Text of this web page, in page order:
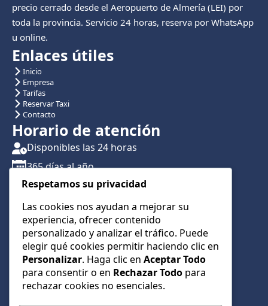
precio cerrado desde el Aeropuerto de Almería (LEI) por
toda la provincia. Servicio 24 horas, reserva por WhatsApp
u online.
Enlaces útiles
Inicio
Empresa
Tarifas
Reservar Taxi
Contacto
Horario de atención
Disponibles las 24 horas
365 días al año
Traslados con reserva previa
Atención por teléfono y WhatsApp 24/7
CONTÁCTANOS
+34 622 01 23 74
+34 622 01 23 74
info@taxialmeria9.com
Respetamos su privacidad
Las cookies nos ayudan a mejorar su
experiencia, ofrecer contenido
personalizado y analizar el tráfico. Puede
elegir qué cookies permitir haciendo clic en
Personalizar. Haga clic en Aceptar Todo
para consentir o en Rechazar Todo para
rechazar cookies no esenciales.